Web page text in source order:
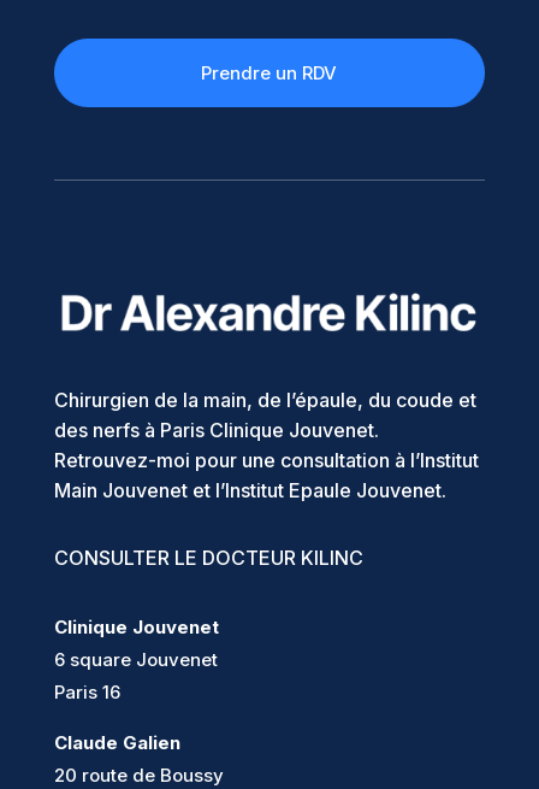
Prendre un RDV
Chirurgien de la main, de l’épaule, du coude et
des nerfs à Paris Clinique Jouvenet.
Retrouvez-moi pour une consultation à l’Institut
Main Jouvenet et l’Institut Epaule Jouvenet.
CONSULTER LE DOCTEUR KILINC
Clinique Jouvenet
6 square Jouvenet
Paris 16
Claude Galien
20 route de Boussy